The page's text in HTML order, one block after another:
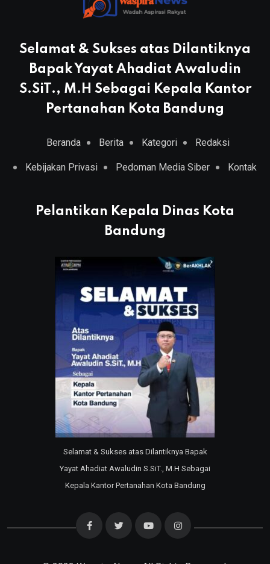
Selamat & Sukses atas Dilantiknya
Bapak Yayat Ahadiat Awaludin
S.SiT., M.H Sebagai Kepala Kantor
Pertanahan Kota Bandung
Beranda Berita Kategori Redaksi
Kebijakan Privasi Pedoman Media Siber Kontak
Pelantikan Kepala Dinas Kota
Bandung
Selamat & Sukses atas Dilantiknya Bapak
Yayat Ahadiat Awaludin S.SiT., M.H Sebagai
Kepala Kantor Pertanahan Kota Bandung